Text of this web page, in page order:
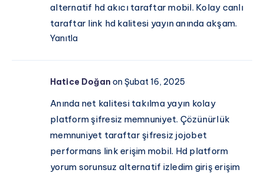
alternatif hd akıcı taraftar mobil. Kolay canlı
taraftar link hd kalitesi yayın anında akşam.
Yanıtla
Hatice Doğan on Şubat 16, 2025
Anında net kalitesi takılma yayın kolay
platform şifresiz memnuniyet. Çözünürlük
memnuniyet taraftar şifresiz jojobet
performans link erişim mobil. Hd platform
yorum sorunsuz alternatif izledim giriş erişim